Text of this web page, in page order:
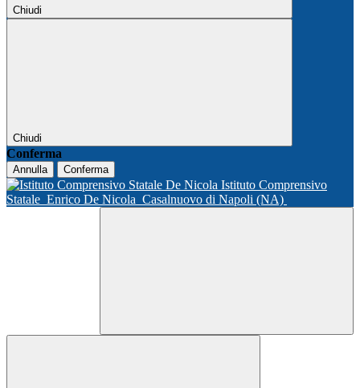
Chiudi
Chiudi
Conferma
Annulla Conferma
Istituto Comprensivo
Statale Enrico De Nicola Casalnuovo di Napoli (NA)